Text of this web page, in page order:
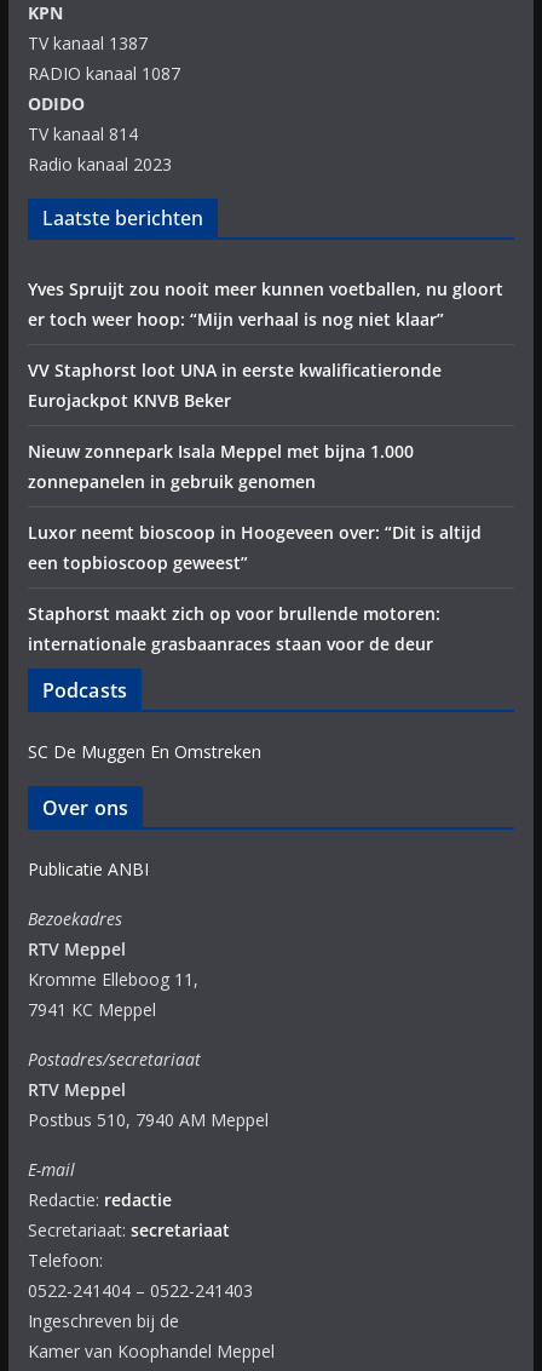
KPN
TV kanaal 1387
RADIO kanaal 1087
ODIDO
TV kanaal 814
Radio kanaal 2023
Laatste berichten
Yves Spruijt zou nooit meer kunnen voetballen, nu gloort
er toch weer hoop: “Mijn verhaal is nog niet klaar”
VV Staphorst loot UNA in eerste kwalificatieronde
Eurojackpot KNVB Beker
Nieuw zonnepark Isala Meppel met bijna 1.000
zonnepanelen in gebruik genomen
Luxor neemt bioscoop in Hoogeveen over: “Dit is altijd
een topbioscoop geweest”
Staphorst maakt zich op voor brullende motoren:
internationale grasbaanraces staan voor de deur
Podcasts
SC De Muggen En Omstreken
Over ons
Publicatie ANBI
Bezoekadres
RTV Meppel
Kromme Elleboog 11,
7941 KC Meppel
Postadres/secretariaat
RTV Meppel
Postbus 510, 7940 AM Meppel
E-mail
Redactie: redactie
Secretariaat: secretariaat
Telefoon:
0522-241404 – 0522-241403
Ingeschreven bij de
Kamer van Koophandel Meppel